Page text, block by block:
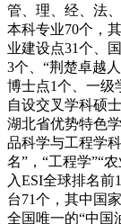
管、理、经、法
本科专业70个，
业建设点31个、
3个、“荆楚卓越
博士点1个、一级
自设交叉学科硕
湖北省优势特色
品科学与工程学
名”，“工程学”“
入ESI全球排名
台71个，其中国
全国唯一的“中国